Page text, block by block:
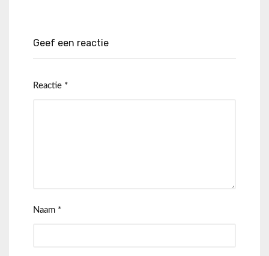
Geef een reactie
Reactie *
Naam *